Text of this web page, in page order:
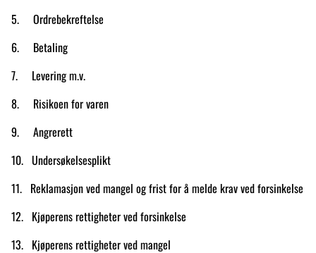
5. Ordrebekreftelse
6. Betaling
7. Levering m.v.
8. Risikoen for varen
9. Angrerett
10. Undersøkelsesplikt
11. Reklamasjon ved mangel og frist for å melde krav ved forsinkelse
12. Kjøperens rettigheter ved forsinkelse
13. Kjøperens rettigheter ved mangel